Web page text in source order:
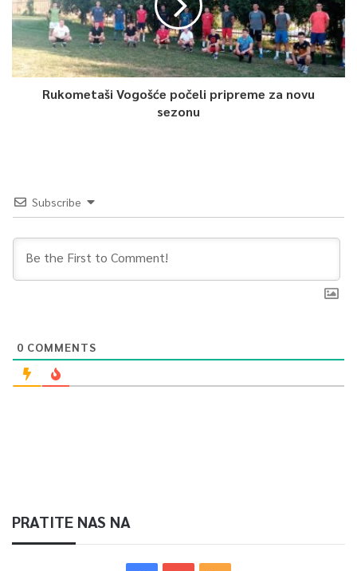
Rukometaši Vogošće počeli pripreme za novu
sezonu
Subscribe
0 COMMENTS
PRATITE NAS NA